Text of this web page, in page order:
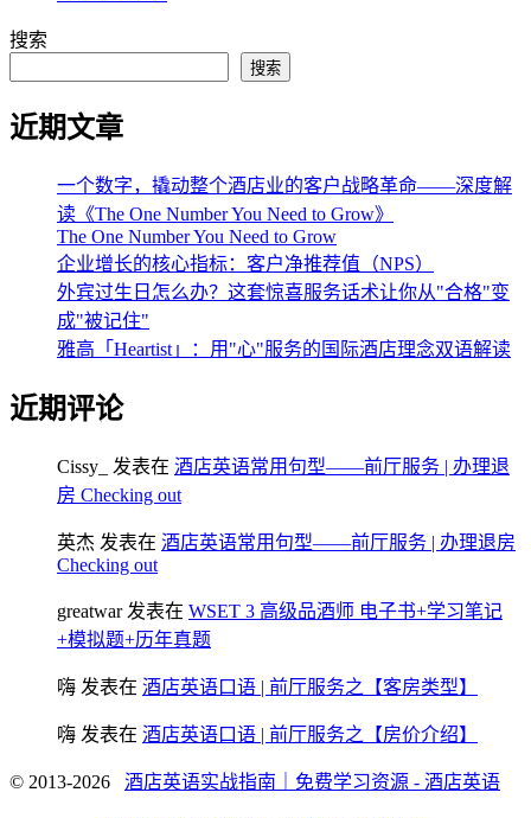
搜索
搜索
近期文章
一个数字，撬动整个酒店业的客户战略革命——深度解
读《The One Number You Need to Grow》
The One Number You Need to Grow
企业增长的核心指标：客户净推荐值（NPS）
外宾过生日怎么办？这套惊喜服务话术让你从"合格"变
成"被记住"
雅高「Heartist」：用"心"服务的国际酒店理念双语解读
近期评论
Cissy_ 发表在 酒店英语常用句型——前厅服务 | 办理退
房 Checking out
英杰 发表在 酒店英语常用句型——前厅服务 | 办理退房
Checking out
greatwar发表在 WSET 3 高级品酒师 电子书+学习笔记
+模拟题+历年真题
嗨 发表在 酒店英语口语 | 前厅服务之【客房类型】
嗨 发表在 酒店英语口语 | 前厅服务之【房价介绍】
© 2013-2026 酒店英语实战指南｜免费学习资源 - 酒店英语